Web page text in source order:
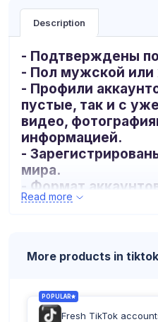
Description
- Подтверждены
- Пол мужской или
- Профили
пустые, так и с
видео,
информацией.
-
мира.
- Формат
Read more
More products in tiktok
POPULAR
Fresh TikTok